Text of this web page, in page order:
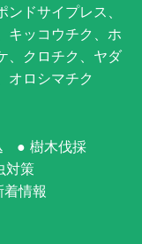
ドサイプレス、
キッコウチク、ホ
、クロチク、ヤダ
オロシマチク
樹木伐採
対策
着情報